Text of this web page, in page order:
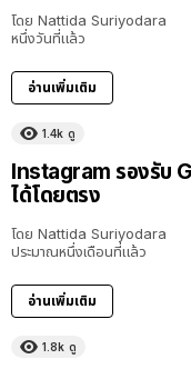
โดย Nattida Suriyodara
หนึ่งวันที่แล้ว
อ่านเพิ่มเติม
1.4k ดู
Instagram รองรับ
ได้โดยตรง
โดย Nattida Suriyodara
ประมาณหนึ่งเดือนที่แล้ว
อ่านเพิ่มเติม
1.8k ดู